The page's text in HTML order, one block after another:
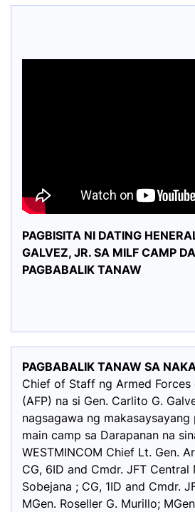
PAGBISITA NI DATING
GALVEZ, JR. SA MILF CAMP
PAGBABALIK TANAW
PAGBABALIK TANAW SA
Chief of Staff ng Armed
(AFP) na si Gen. Carlito G.
nagsagawa ng
main camp sa Darapanan na
WESTMINCOM Chief Lt. Gen.
CG, 6ID and Cmdr. JFT Central
Sobejana ; CG, 1ID and Cmdr.
MGen. Roseller G. Murillo;